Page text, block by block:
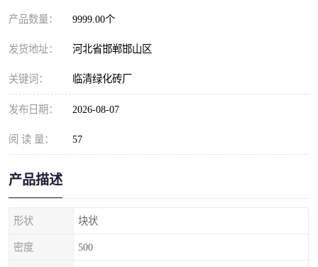
产品数量： 9999.00个
发货地址： 河北省邯郸邯山区
关键词： 临清绿化砖厂
发布日期： 2026-08-07
阅 读 量： 57
产品描述
形状 块状
密度 500